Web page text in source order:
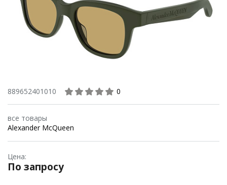
889652401010 0
все товары
Alexander McQueen
Цена:
По запросу